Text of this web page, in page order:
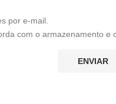
por e-mail.
com o armazenamento e